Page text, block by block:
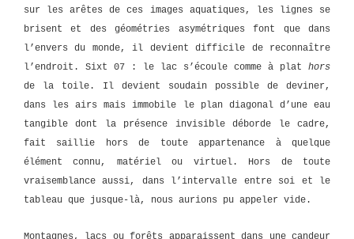
sur les arêtes de ces images aquatiques, les lignes se
brisent et des géométries asymétriques font que dans
l’envers du monde, il devient difficile de reconnaître
l’endroit. Sixt 07 : le lac s’écoule comme à plat hors
de la toile. Il devient soudain possible de deviner,
dans les airs mais immobile le plan diagonal d’une eau
tangible dont la présence invisible déborde le cadre,
fait saillie hors de toute appartenance à quelque
élément connu, matériel ou virtuel. Hors de toute
vraisemblance aussi, dans l’intervalle entre soi et le
tableau que jusque-là, nous aurions pu appeler vide.
Montagnes, lacs ou forêts apparaissent dans une candeur